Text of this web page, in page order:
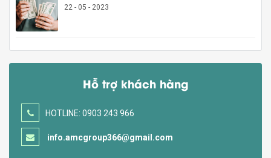
22 - 05 - 2023
Hỗ trợ khách hàng
HOTLINE: 0903 243 966
info.amcgroup366@gmail.com